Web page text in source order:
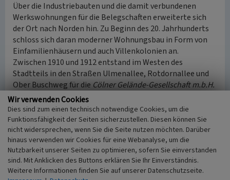
Über die Industriebauten und die damit verbundenen
Werkswohnungen für die Belegschaften erweiterte sich
der Ort nach Norden hin. Zu Beginn des 20. Jahrhunderts
schloss sich daran moderner Wohnungsbau in Form von
Einfamilienhäusern und auch Villenkolonien an.
Zwischen 1910 und 1912 entstand im Westen des
Stadtteils in den Straßen Ulmenallee, Rotdornallee und
Ober Buschweg für die Cölner Gelände-Gesellschaft m.b.H.
mit der „Landhaus-Kolonie Sürth“ eine von sehr wenigen
nach einer einheitlichen Planung entstandenen
geschlossenen Villenbebauungen im Kölner Raum
(Hagspiel 2012). Einige der nach Plänen des Architekten
und Regierungsbaumeisters Max Stirn (1880-1916) in
offener Bauweise erbauten und weitgehend original
erhaltenen Wohnhäuser und Doppelvillen stehen heute
unter Denkmalschutz.
Wir verwenden Cookies
Dies sind zum einen technisch notwendige Cookies, um die
Funktionsfähigkeit der Seiten sicherzustellen. Diesen können Sie
nicht widersprechen, wenn Sie die Seite nutzen möchten. Darüber
hinaus verwenden wir Cookies für eine Webanalyse, um die
Nutzbarkeit unserer Seiten zu optimieren, sofern Sie einverstanden
sind. Mit Anklicken des Buttons erklären Sie Ihr Einverständnis.
Weitere Informationen finden Sie auf unserer Datenschutzseite.